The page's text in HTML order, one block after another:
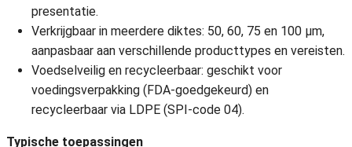
presentatie.
Verkrijgbaar in meerdere diktes: 50, 60, 75 en 100 µm,
aanpasbaar aan verschillende producttypes en vereisten.
Voedselveilig en recycleerbaar: geschikt voor
voedingsverpakking (FDA-goedgekeurd) en
recycleerbaar via LDPE (SPI-code 04).
Typische toepassingen